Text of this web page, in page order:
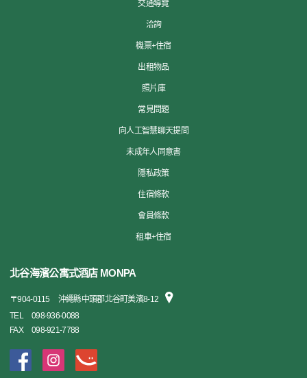
交通導覽
洽詢
機票+住宿
出租物品
照片庫
常見問題
向人工智慧聊天提問
未成年人同意書
隱私政策
住宿條款
會員條款
租車+住宿
北谷海濱公寓式酒店 MONPA
〒904-0115
沖繩縣中頭郡北谷町美濱8-12
TEL
098-936-0088
FAX
098-921-7788